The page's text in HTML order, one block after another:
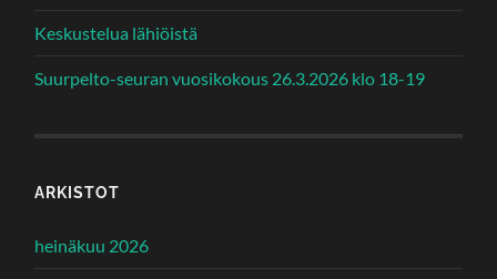
Keskustelua lähiöistä
Suurpelto-seuran vuosikokous 26.3.2026 klo 18-19
ARKISTOT
heinäkuu 2026